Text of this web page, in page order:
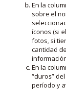
En la
sobre el
íconos (si
fotos, si
cantidad
En la
“duros”
período y